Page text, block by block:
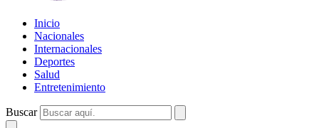
Inicio
Nacionales
Internacionales
Deportes
Salud
Entretenimiento
Buscar